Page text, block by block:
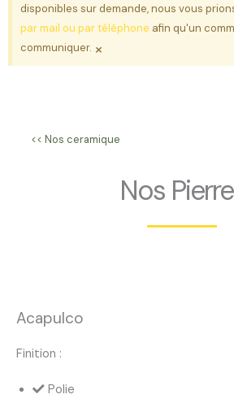
disponibles sur demande, nous vous
par mail ou par téléphone afin qu'un
communiquer. ×
<< Nos ceramique
Nos
Acapulco
Finition :
Polie